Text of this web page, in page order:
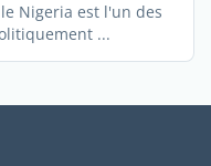
Nigeria est l'un des
...